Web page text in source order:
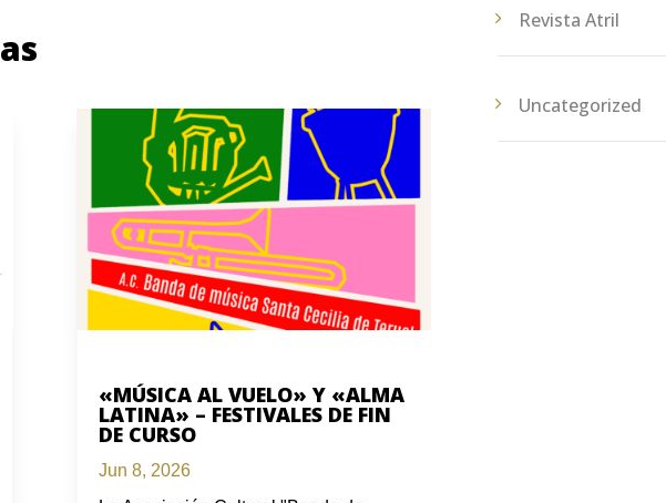
«MÚSICA AL VUELO» Y «ALMA
LATINA» – FESTIVALES DE FIN
DE CURSO
Jun 8, 2026
Revista Atril
Uncategorized